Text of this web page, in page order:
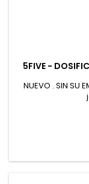
5FIVE -
NUEVO . SIN SU